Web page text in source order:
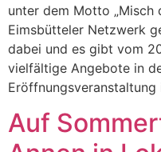
unter dem Motto „Misch
Eimsbütteler Netzwerk
dabei und es gibt vom
vielfältige Angebote in
Auf